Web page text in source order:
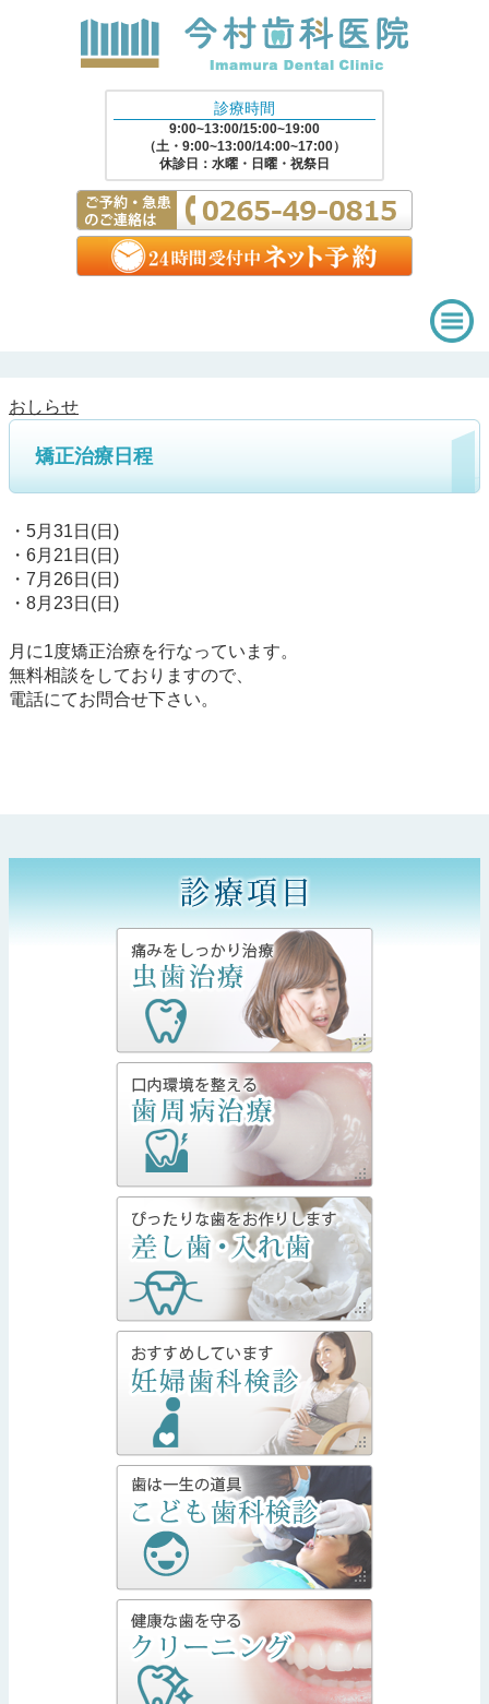
診療時間
9:00~13:00/15:00~19:00
（土・9:00~13:00/14:00~17:00）
休診日：水曜・日曜・祝祭日
おしらせ
矯正治療日程
・5月31日(日)
・6月21日(日)
・7月26日(日)
・8月23日(日)
月に1度矯正治療を行なっています。
無料相談をしておりますので、
電話にてお問合せ下さい。